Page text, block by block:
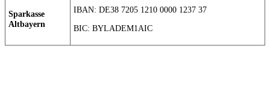
Sparkasse
Altbayern
IBAN: DE38 7205 1210 0000 1237 37
BIC: BYLADEM1AIC